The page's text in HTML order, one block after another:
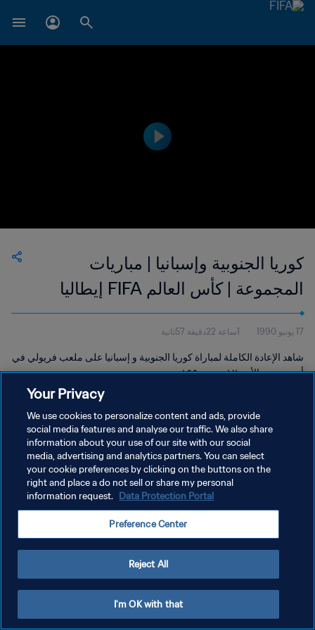
كوريا الجنوبية وإسبانيا | مباريات
المجموعة | كأس العالم FIFA إيطاليا
١٩٩٠ | إعادة المباراة
17 يونيو 1990 1ساعة 22دقيقة 57ثانية
شاهد الإعادة الكاملة لمباراة كوريا الجنوبية و إسبانيا على ملعب فريولي في
أوديني يوم الأحد ١٧ يونيو ١٩٩٠.
سياسة الخصوصية
إدارة تفضيلات ملفات تعريف الارتباط
Your Privacy
We use cookies to personalize content and ads, provide
social media features and analyse our traffic. We also share
information about your use of our site with our social
media, advertising and analytics partners. You can select
your cookie preferences by clicking on the buttons on the
right and place a do not sell or share my personal
information request. Data Protection Portal
Preference Center
Reject All
I'm OK with that